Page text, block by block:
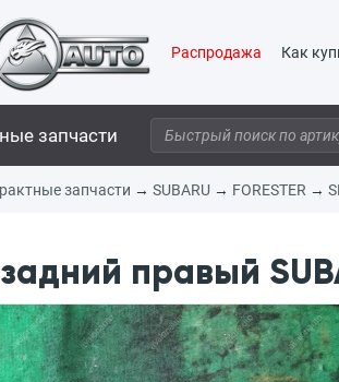
Распродажа Как
запчасти
запчасти → SUBARU → FORESTER →
правый